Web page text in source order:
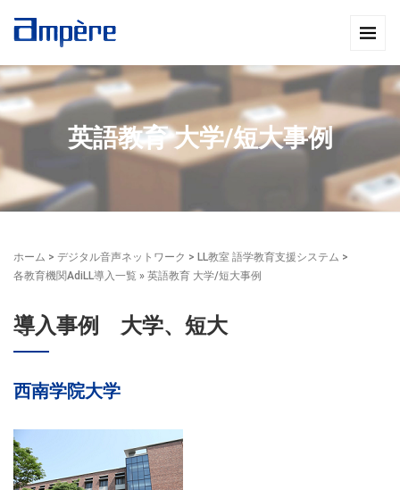
英語教育 大学/短大事例
ホーム > デジタル音声ネットワーク > LL教室 語学教育支援システム >
各教育機関AdiLL導入一覧 » 英語教育 大学/短大事例
導入事例 大学、短大
西南学院大学